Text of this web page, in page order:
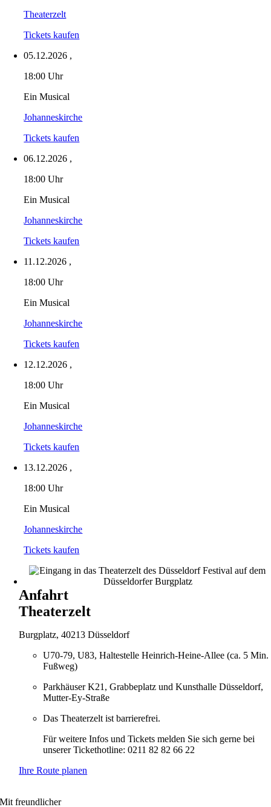
Theaterzelt
Tickets kaufen
05.12.2026 ,
18:00 Uhr
Ein Musical
Johanneskirche
Tickets kaufen
06.12.2026 ,
18:00 Uhr
Ein Musical
Johanneskirche
Tickets kaufen
11.12.2026 ,
18:00 Uhr
Ein Musical
Johanneskirche
Tickets kaufen
12.12.2026 ,
18:00 Uhr
Ein Musical
Johanneskirche
Tickets kaufen
13.12.2026 ,
18:00 Uhr
Ein Musical
Johanneskirche
Tickets kaufen
Anfahrt
Theaterzelt
Burgplatz, 40213 Düsseldorf
U70-79, U83, Haltestelle Heinrich-Heine-Allee (ca. 5 Min.
Fußweg)
Parkhäuser K21, Grabbeplatz und Kunsthalle Düsseldorf,
Mutter-Ey-Straße
Das Theaterzelt ist barrierefrei.
Für weitere Infos und Tickets melden Sie sich gerne bei
unserer Tickethotline: 0211 82 82 66 22
Ihre Route planen
Mit freundlicher